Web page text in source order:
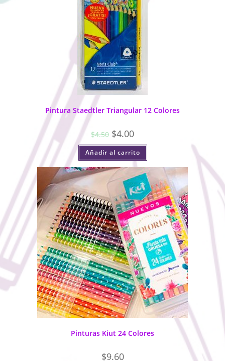
Pintura Staedtler Triangular 12 Colores
$4.50 $4.00
Añadir al carrito
Pinturas Kiut 24 Colores
$9.60